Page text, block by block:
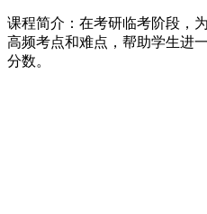
课程简介：在考研临考阶段，
高频考点和难点，帮助学生进
分数。